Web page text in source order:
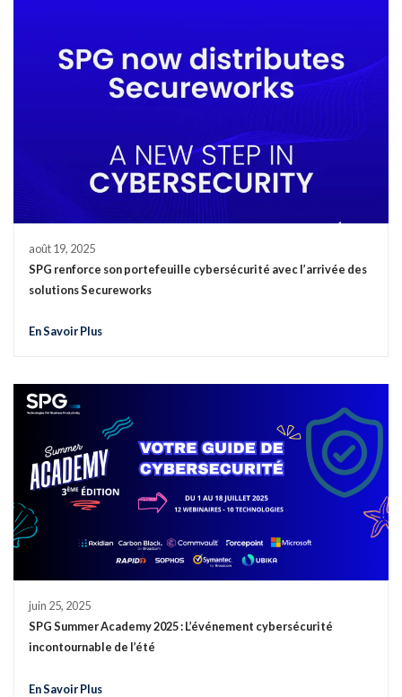
août 19, 2025
SPG renforce son portefeuille cybersécurité avec l’arrivée des
solutions Secureworks
En Savoir Plus
juin 25, 2025
SPG Summer Academy 2025 : L’événement cybersécurité
incontournable de l’été
En Savoir Plus